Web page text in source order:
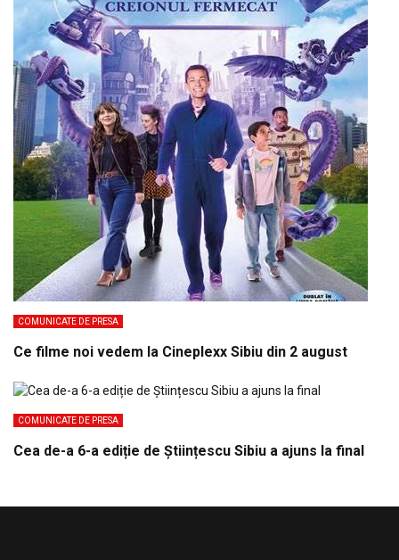
COMUNICATE DE PRESA
Ce filme noi vedem la Cineplexx Sibiu din 2 august
COMUNICATE DE PRESA
Cea de-a 6-a ediție de Științescu Sibiu a ajuns la final